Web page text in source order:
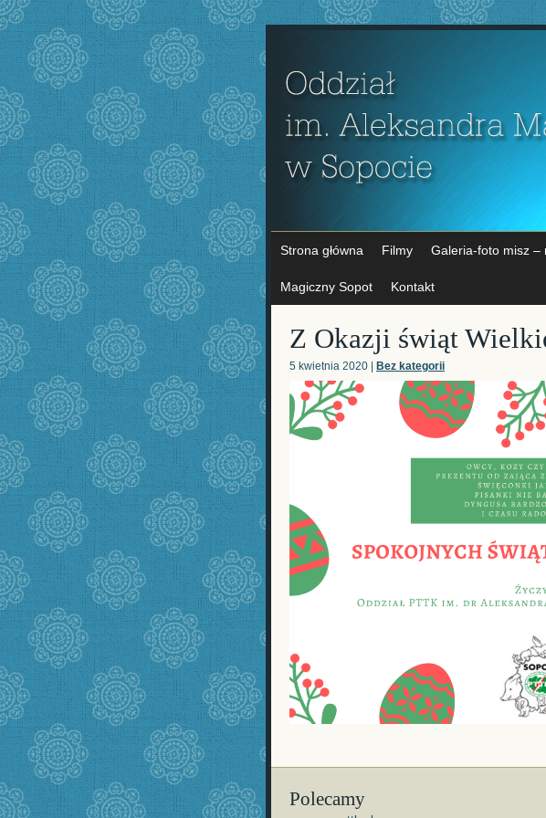
Strona główna Filmy Galeria-foto misz –
Magiczny Sopot Kontakt
Z Okazji świąt
5 kwietnia 2020 | Bez kategorii
Polecamy